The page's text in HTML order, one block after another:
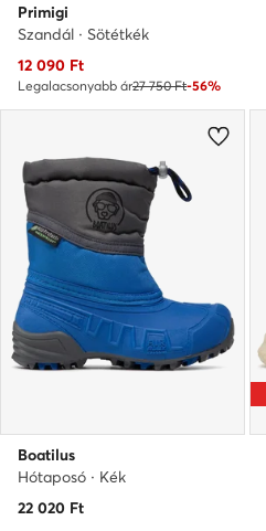
Primigi
Szandál · Sötétkék
Aktuális ár
12 090 Ft
Legalacsonyabb ár27 750 Ft-56%
Boatilus
Hótaposó · Kék
22 020 Ft